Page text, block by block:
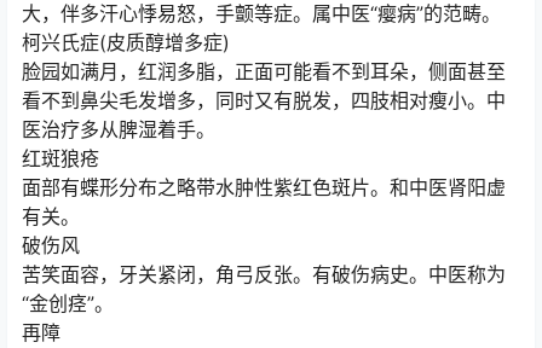
大，伴多汗心悸易怒，手颤等症。属中医“瘿病”的范畴。
柯兴氏症(皮质醇增多症)
脸园如满月，红润多脂，正面可能看不到耳朵，侧面甚至
看不到鼻尖毛发增多，同时又有脱发，四肢相对瘦小。中
医治疗多从脾湿着手。
红斑狼疮
面部有蝶形分布之略带水肿性紫红色斑片。和中医肾阳虚
有关。
破伤风
苦笑面容，牙关紧闭，角弓反张。有破伤病史。中医称为
“金创痉”。
再障